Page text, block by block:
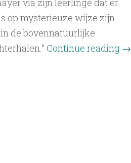
via zijn leerlinge dat er
op mysterieuze wijze zijn
de bovennatuurlijke
Continue reading →